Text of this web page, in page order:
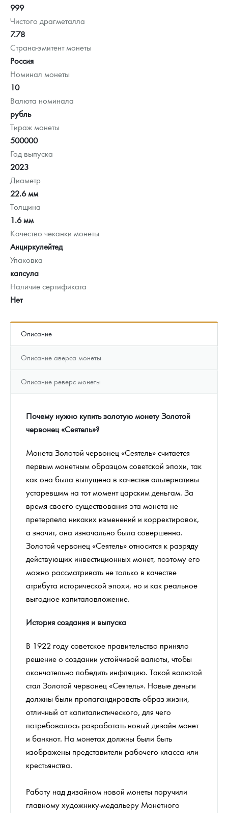
999
Чистого драгметалла
7.78
Страна-эмитент монеты
Россия
Номинал монеты
10
Валюта номинала
рубль
Тираж монеты
500000
Год выпуска
2023
Диаметр
22.6 мм
Толщина
1.6 мм
Качество чеканки монеты
Анциркулейтед
Упаковка
капсула
Наличие сертификата
Нет
Описание
Описание аверса монеты
Описание реверс монеты
Почему нужно купить золотую монету Золотой
червонец «Сеятель»?
Монета Золотой червонец «Сеятель» считается
первым монетным образцом советской эпохи, так
как она была выпущена в качестве альтернативы
устаревшим на тот момент царским деньгам. За
время своего существования эта монета не
претерпела никаких изменений и корректировок,
а значит, она изначально была совершенна.
Золотой червонец «Сеятель» относится к разряду
действующих инвестиционных монет, поэтому его
можно рассматривать не только в качестве
атрибута исторической эпохи, но и как реальное
выгодное капиталовложение.
История создания и выпуска
В 1922 году советское правительство приняло
решение о создании устойчивой валюты, чтобы
окончательно победить инфляцию. Такой валютой
стал Золотой червонец «Сеятель». Новые деньги
должны были пропагандировать образ жизни,
отличный от капиталистического, для чего
потребовалось разработать новый дизайн монет
и банкнот. На монетах должны были быть
изображены представители рабочего класса или
крестьянства.
Работу над дизайном новой монеты поручили
главному художнику-медальеру Монетного